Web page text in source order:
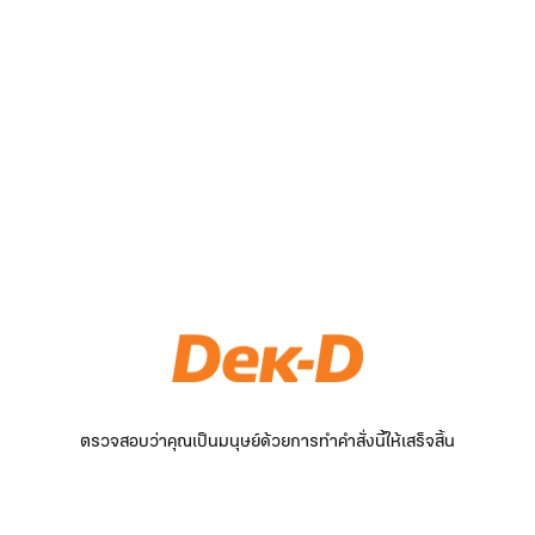
ตรวจสอบว่าคุณเป็นมนุษย์ด้วยการทำคำสั่งนี้ให้เสร็จสิ้น